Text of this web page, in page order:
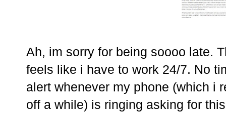
Ah, im sorry for being soooo late.
feels like i have to work 24/7. No
alert whenever my phone (which i
off a while) is ringing asking for